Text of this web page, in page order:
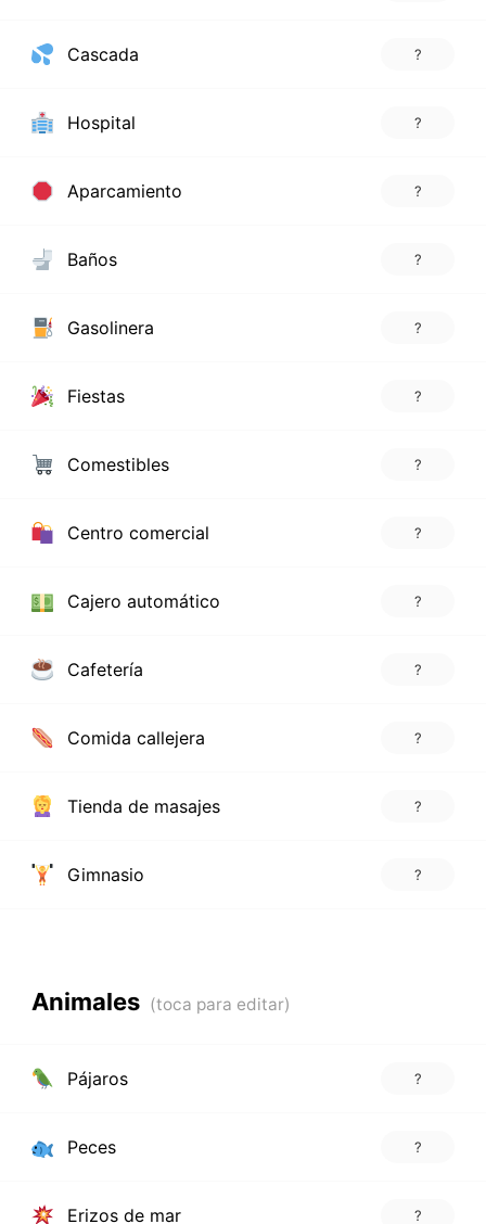
Cascada ?
Hospital ?
Aparcamiento ?
Baños ?
Gasolinera ?
Fiestas ?
Comestibles ?
Centro comercial ?
Cajero automático ?
Cafetería ?
Comida callejera ?
Tienda de masajes ?
Gimnasio ?
Animales
Pájaros ?
Peces ?
Erizos de mar ?